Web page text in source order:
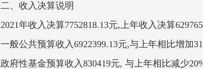
二、收入决算说明
2021年收入决算7752818.13元,上年收入决算
一般公共预算收入6922399.13元,与
政府性基金预算收入830419元, 与上年相比减少